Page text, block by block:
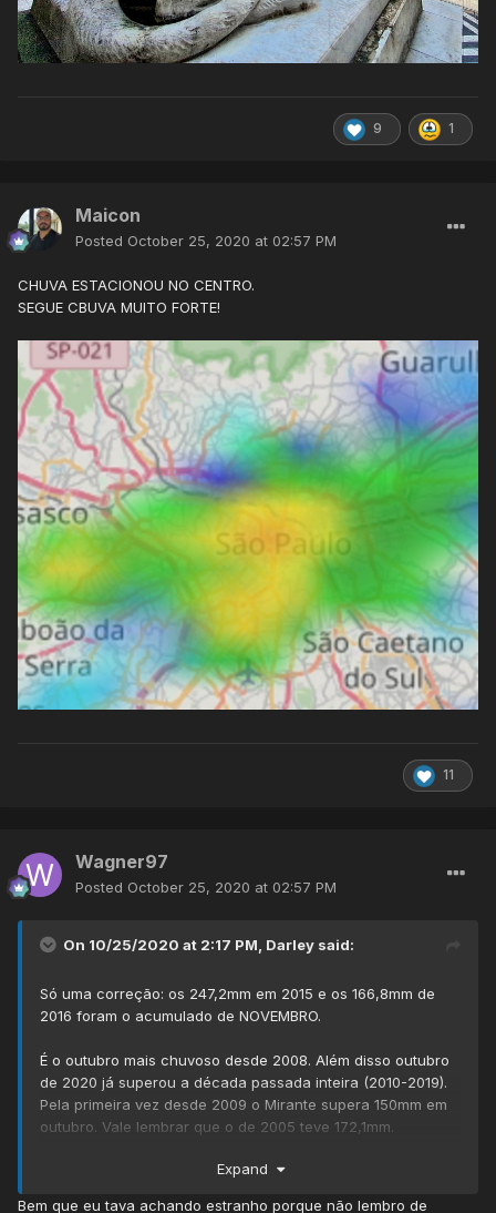
9 1
Maicon
Posted October 25, 2020 at 02:57 PM
CHUVA ESTACIONOU NO CENTRO.
SEGUE CBUVA MUITO FORTE!
11
Wagner97
Posted October 25, 2020 at 02:57 PM
On 10/25/2020 at 2:17 PM, Darley said:
Só uma correção: os 247,2mm em 2015 e os 166,8mm de
2016 foram o acumulado de NOVEMBRO.
É o outubro mais chuvoso desde 2008. Além disso outubro
de 2020 já superou a década passada inteira (2010-2019).
Pela primeira vez desde 2009 o Mirante supera 150mm em
outubro. Vale lembrar que o de 2005 teve 172,1mm.
Outro detalhe: desde a última segunda, o Mirante
Expand
Bem que eu tava achando estranho porque não lembro de